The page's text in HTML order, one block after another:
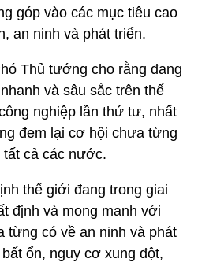
góp vào các mục tiêu cao
an ninh và phát triển.
Thủ tướng cho rằng đang
và sâu sắc trên thế
nghiệp lần thứ tư, nhất
đem lại cơ hội chưa từng
cả các nước.
thế giới đang trong giai
định và mong manh với
từng có về an ninh và phát
ổn, nguy cơ xung đột,